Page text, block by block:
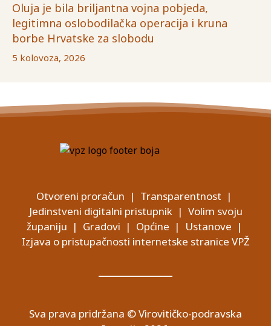
Oluja je bila briljantna vojna pobjeda,
legitimna oslobodilačka operacija i kruna
borbe Hrvatske za slobodu
5 kolovoza, 2026
Otvoreni proračun | Transparentnost |
Jedinstveni digitalni pristupnik| Volim svoju
županiju | Gradovi | Općine | Ustanove |
Izjava o pristupačnosti internetske stranice VPŽ
Sva prava pridržana © Virovitičko-podravska